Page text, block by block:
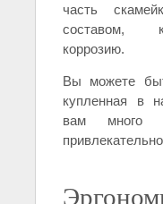
часть
составом,
коррозию.
Вы можете
купленная в
вам много